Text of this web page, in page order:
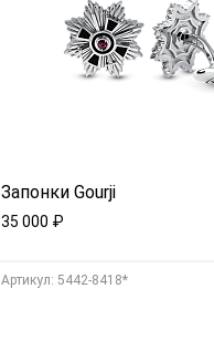
Запонки Gourji
35 000 ₽
Aртикул: 5442-8418*